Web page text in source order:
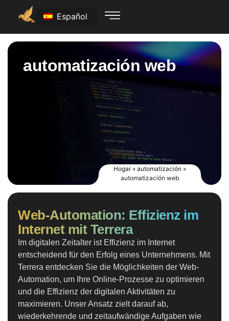
Español
automatización web
Hogar» automatización »
automatización web
Web-Automation: Effizienz im
Internet mit Terrera
Im digitalen Zeitalter ist Effizienz im Internet
entscheidend für den Erfolg eines Unternehmens. Mit
Terrera entdecken Sie die Möglichkeiten der Web-
Automation, um Ihre Online-Prozesse zu optimieren
und die Effizienz der digitalen Aktivitäten zu
maximieren. Unser Ansatz zielt darauf ab,
wiederkehrende und zeitaufwändige Aufgaben wie